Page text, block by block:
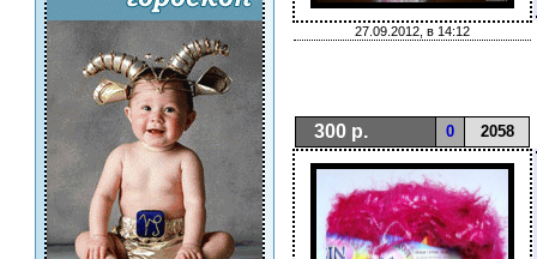
27.09.2012, в 14:12
300 р. 0 2058